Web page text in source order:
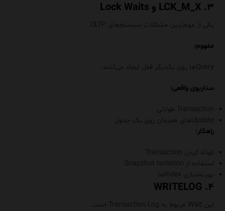
۳. LCK_M_X و Lock Waits
یکی از مهم‌ترین مشکلات سیستم‌های OLTP.
مفهوم:
Queryها روی یکدیگر قفل ایجاد می‌کنند.
سناریوی واقعی:
Transaction طولانی
Updateهای همزمان روی یک جدول
راهکار:
کوتاه کردن Transaction
استفاده از Snapshot Isolation
بهینه‌سازی Indexها
۴. WRITELOG
این Wait مربوط به Transaction Log است.